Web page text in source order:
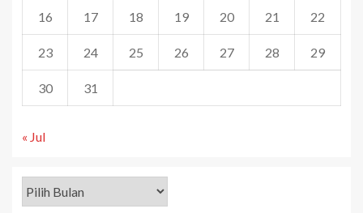
16 17 18 19 20 21 22
23 24 25 26 27 28 29
30 31
« Jul